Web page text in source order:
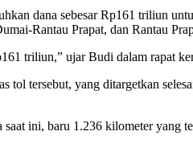
dana sebesar Rp161 triliun
Rantau Prapat, dan Rantau
triliun,” ujar Budi dalam rapat
tersebut, yang ditargetkan
ini, baru 1.236 kilometer yang